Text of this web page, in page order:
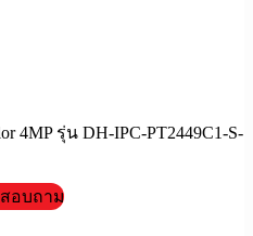
4MP รุ่น DH-IPC-PT2449C1-S-
อบถาม